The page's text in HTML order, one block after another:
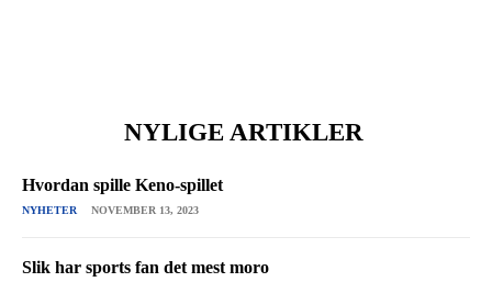
NYLIGE ARTIKLER
Hvordan spille Keno-spillet
NYHETER NOVEMBER 13, 2023
Slik har sports fan det mest moro